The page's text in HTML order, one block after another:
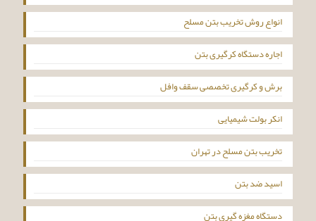
انواع روش تخریب بتن مسلح
اجاره دستگاه کرگیری بتن
برش و کرگیری تخصصی سقف وافل
انکر بولت شیمیایی
تخریب بتن مسلح در تهران
اسید ضد بتن
دستگاه مغزه گیری بتن